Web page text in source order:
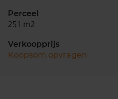
Perceel
251 m2
Verkoopprijs
Koopsom opvragen